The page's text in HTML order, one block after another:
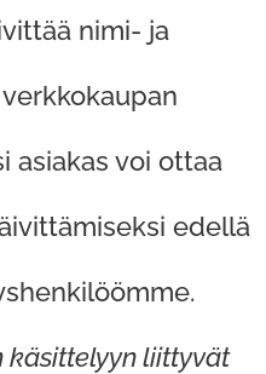
nimi- ja
asiakas voi ottaa
edellä
käsittelyyn liittyvät